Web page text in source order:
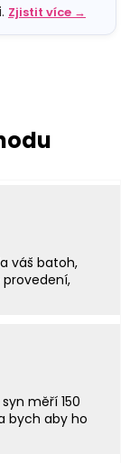
Zjistit více →
hvězdiček.
váš batoh,
provedení,
hvězdiček.
měří 150
bych aby ho